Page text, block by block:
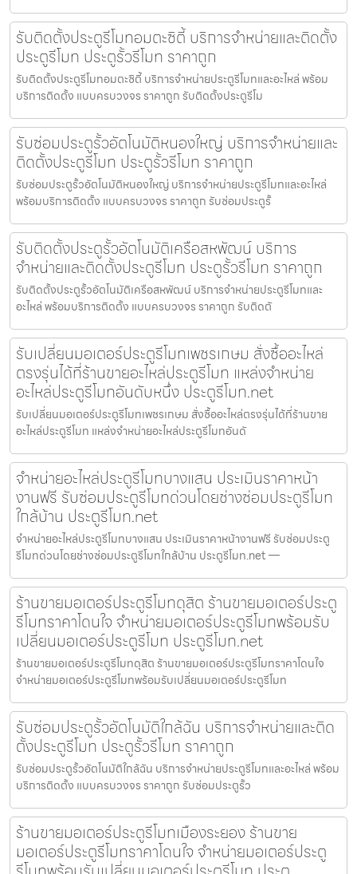
รับติดตั้งประตูรีโมทอมตะซิตี้ บริการจำหน่ายและติดตั้ง
ประตูรีโมท ประตูรั้วรีโมท ราคาถูก
รับติดตั้งประตูรีโมทอมตะซิตี้ บริการจำหน่ายประตูรีโมทและอะไหล่ พร้อม
บริการติดตั้ง แบบครบวงจร ราคาถูก รับติดตั้งประตูรีโม
รับซ่อมประตูรั้วอัตโนมัติหนองใหญ่ บริการจำหน่ายและ
ติดตั้งประตูรีโมท ประตูรั้วรีโมท ราคาถูก
รับซ่อมประตูรั้วอัตโนมัติหนองใหญ่ บริการจำหน่ายประตูรีโมทและอะไหล่
พร้อมบริการติดตั้ง แบบครบวงจร ราคาถูก รับซ่อมประตูรั้
รับติดตั้งประตูรั้วอัตโนมัติเครือสหพัฒน์ บริการ
จำหน่ายและติดตั้งประตูรีโมท ประตูรั้วรีโมท ราคาถูก
รับติดตั้งประตูรั้วอัตโนมัติเครือสหพัฒน์ บริการจำหน่ายประตูรีโมทและ
อะไหล่ พร้อมบริการติดตั้ง แบบครบวงจร ราคาถูก รับติดตั
รับเปลี่ยนมอเตอร์ประตูรีโมทเพชรเกษม สั่งซื้ออะไหล่
ตรงรุ่นได้ที่ร้านขายอะไหล่ประตูรีโมท แหล่งจำหน่าย
อะไหล่ประตูรีโมทอันดับหนึ่ง ประตูรีโมท.net
รับเปลี่ยนมอเตอร์ประตูรีโมทเพชรเกษม สั่งซื้ออะไหล่ตรงรุ่นได้ที่ร้านขาย
อะไหล่ประตูรีโมท แหล่งจำหน่ายอะไหล่ประตูรีโมทอันดั
จำหน่ายอะไหล่ประตูรีโมทบางแสน ประเมินราคาหน้า
งานฟรี รับซ่อมประตูรีโมทด่วนโดยช่างซ่อมประตูรีโมท
ใกล้บ้าน ประตูรีโมท.net
จำหน่ายอะไหล่ประตูรีโมทบางแสน ประเมินราคาหน้างานฟรี รับซ่อมประตู
รีโมทด่วนโดยช่างซ่อมประตูรีโมทใกล้บ้าน ประตูรีโมท.net —
ร้านขายมอเตอร์ประตูรีโมทดุสิต ร้านขายมอเตอร์ประตู
รีโมทราคาโดนใจ จำหน่ายมอเตอร์ประตูรีโมทพร้อมรับ
เปลี่ยนมอเตอร์ประตูรีโมท ประตูรีโมท.net
ร้านขายมอเตอร์ประตูรีโมทดุสิต ร้านขายมอเตอร์ประตูรีโมทราคาโดนใจ
จำหน่ายมอเตอร์ประตูรีโมทพร้อมรับเปลี่ยนมอเตอร์ประตูรีโมท
รับซ่อมประตูรั้วอัตโนมัติใกล้ฉัน บริการจำหน่ายและติด
ตั้งประตูรีโมท ประตูรั้วรีโมท ราคาถูก
รับซ่อมประตูรั้วอัตโนมัติใกล้ฉัน บริการจำหน่ายประตูรีโมทและอะไหล่ พร้อม
บริการติดตั้ง แบบครบวงจร ราคาถูก รับซ่อมประตูรั้ว
ร้านขายมอเตอร์ประตูรีโมทเมืองระยอง ร้านขาย
มอเตอร์ประตูรีโมทราคาโดนใจ จำหน่ายมอเตอร์ประตู